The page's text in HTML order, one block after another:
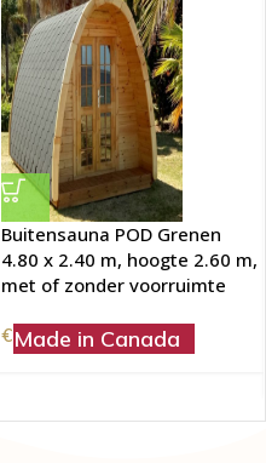
Made in Canada
Buitensauna POD Grenen
4.80 x 2.40 m, hoogte 2.60 m,
met of zonder voorruimte
€9,450.00 Incl. BTW